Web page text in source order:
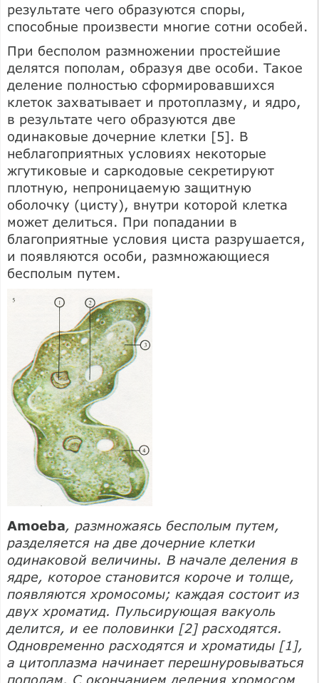
результате чего образуются споры,
способные произвести многие сотни особей.
При бесполом размножении простейшие
делятся пополам, образуя две особи. Такое
деление полностью сформировавшихся
клеток захватывает и протоплазму, и ядро,
в результате чего образуются две
одинаковые дочерние клетки [5]. В
неблагоприятных условиях некоторые
жгутиковые и саркодовые секретируют
плотную, непроницаемую защитную
оболочку (цисту), внутри которой клетка
может делиться. При попадании в
благоприятные условия циста разрушается,
и появляются особи, размножающиеся
бесполым путем.
Amoeba, размножаясь бесполым путем,
разделяется на две дочерние клетки
одинаковой величины. В начале деления в
ядре, которое становится короче и толще,
появляются хромосомы; каждая состоит из
двух хроматид. Пульсирующая вакуоль
делится, и ее половинки [2] расходятся.
Одновременно расходятся и хроматиды [1],
а цитоплазма начинает перешнуровываться
пополам. С окончанием деления хромосом